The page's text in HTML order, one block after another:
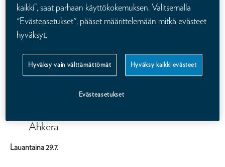
Esiurheilijamme ovat:
Miesten pituus: Veeti Seppälä, Lahden
Ahkera
Lauantaina 29.7.
kaikki”, saat parhaan käyttökokemuksen. Valitsemalla
"Evästeasetukset", pääset määrittelemään mitkä evästeet
hyväksyt.
Hyväksy vain välttämättömät Hyväksy kaikki evästeet
Evästeasetukset